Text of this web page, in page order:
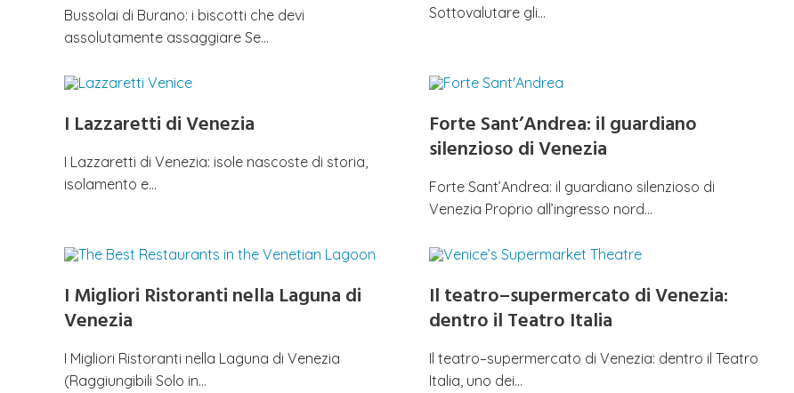
Bussolai di Burano: i biscotti che devi
assolutamente assaggiare Se…
Sottovalutare gli…
I Lazzaretti di Venezia
I Lazzaretti di Venezia: isole nascoste di storia,
isolamento e…
Forte Sant’Andrea: il guardiano
silenzioso di Venezia
Forte Sant’Andrea: il guardiano silenzioso di
Venezia Proprio all’ingresso nord…
I Migliori Ristoranti nella Laguna di
Venezia
I Migliori Ristoranti nella Laguna di Venezia
(Raggiungibili Solo in…
Il teatro–supermercato di Venezia:
dentro il Teatro Italia
Il teatro–supermercato di Venezia: dentro il Teatro
Italia, uno dei…